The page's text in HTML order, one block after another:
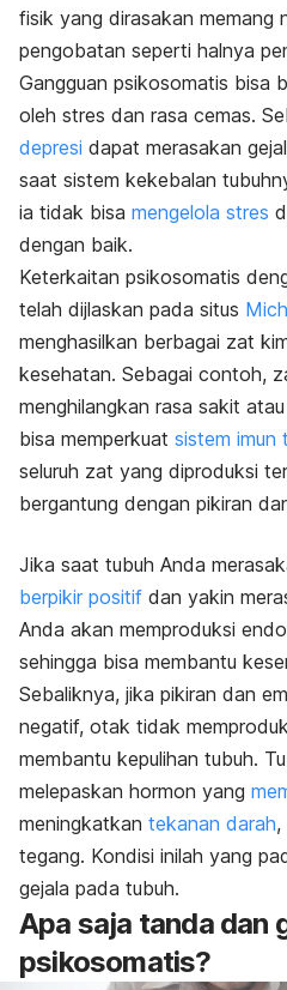
fisik yang dirasakan memang
pengobatan seperti halnya
Gangguan psikosomatis bisa
oleh stres dan rasa cemas.
depresi dapat merasakan
saat sistem kekebalan
ia tidak bisa mengelola stres
dengan baik.
Keterkaitan psikosomatis
telah dijlaskan pada situs
menghasilkan berbagai zat
kesehatan. Sebagai contoh,
menghilangkan rasa sakit
bisa memperkuat sistem imun
seluruh zat yang diproduksi
bergantung dengan pikiran
Jika saat tubuh Anda
berpikir positif dan yakin
Anda akan memproduksi
sehingga bisa membantu
Sebaliknya, jika pikiran dan
negatif, otak tidak
membantu kepulihan tubuh.
melepaskan hormon yang
meningkatkan tekanan darah,
tegang. Kondisi inilah yang
gejala pada tubuh.
Apa saja tanda dan
psikosomatis?